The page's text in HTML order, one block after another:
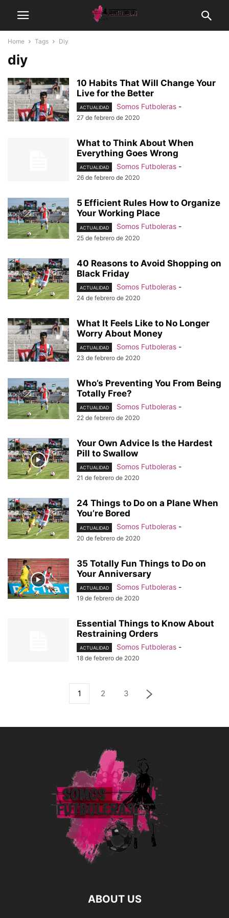
Home Tags Diy
diy
10 Habits That Will Change Your
Live for the Better
ACTUALIDAD Somos Futboleras -
27 de febrero de 2020
What to Think About When
Everything Goes Wrong
ACTUALIDAD Somos Futboleras -
26 de febrero de 2020
5 Efficient Rules How to Organize
Your Working Place
ACTUALIDAD Somos Futboleras -
25 de febrero de 2020
40 Reasons to Avoid Shopping on
Black Friday
ACTUALIDAD Somos Futboleras -
24 de febrero de 2020
What It Feels Like to No Longer
Worry About Money
ACTUALIDAD Somos Futboleras -
23 de febrero de 2020
Who’s Preventing You From Being
Totally Free?
ACTUALIDAD Somos Futboleras -
22 de febrero de 2020
Your Own Advice Is the Hardest
Pill to Swallow
ACTUALIDAD Somos Futboleras -
21 de febrero de 2020
24 Things to Do on a Plane When
You’re Bored
ACTUALIDAD Somos Futboleras -
20 de febrero de 2020
35 Totally Fun Things to Do on
Your Anniversary
ACTUALIDAD Somos Futboleras -
19 de febrero de 2020
Essential Things to Know About
Restraining Orders
ACTUALIDAD Somos Futboleras -
18 de febrero de 2020
1 2 3
ABOUT US